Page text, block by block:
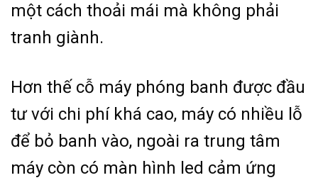
một cách thoải mái mà không phải
tranh giành.
Hơn thế cỗ máy phóng banh được đầu
tư với chi phí khá cao, máy có nhiều lỗ
để bỏ banh vào, ngoài ra trung tâm
máy còn có màn hình led cảm ứng